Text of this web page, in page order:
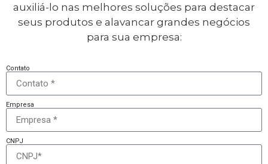
auxiliá-lo nas melhores soluções para destacar
seus produtos e alavancar grandes negócios
para sua empresa:
Contato
Empresa
CNPJ